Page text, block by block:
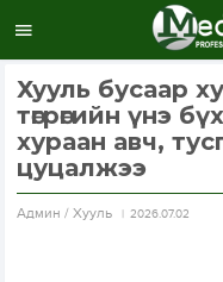
Хууль бусаар
төгрөгийн үнэ
хураан авч,
цуцалжээ
Aдмин / Хууль 2026.07.02